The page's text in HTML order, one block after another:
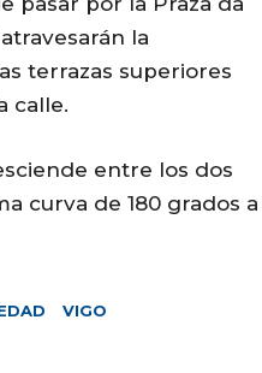
la
terrazas superiores
calle.
entre los dos
curva de 180 grados a
VIGO